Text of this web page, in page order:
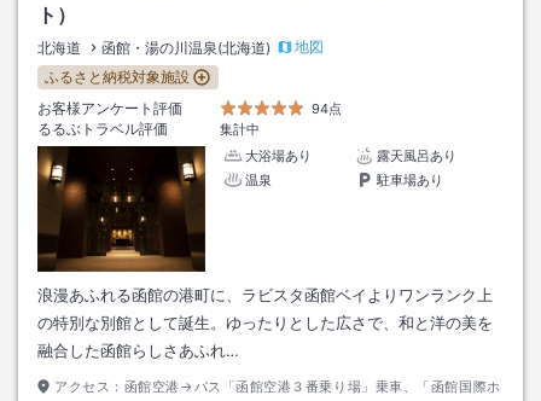
ト）
北海道 函館・湯の川温泉(北海道)
地図
ふるさと納税対象施設
お客様アンケート評価
94点
るるぶトラベル評価
集計中
大浴場あり
露天風呂あり
温泉
駐車場あり
浪漫あふれる函館の港町に、ラビスタ函館ベイよりワンランク上
の特別な別館として誕生。ゆったりとした広さで、和と洋の美を
融合した函館らしさあふれ…
アクセス： 函館空港→バス「函館空港３番乗り場」乗車、「函館国際ホ